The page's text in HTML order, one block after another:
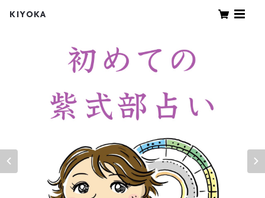
KIYOKA